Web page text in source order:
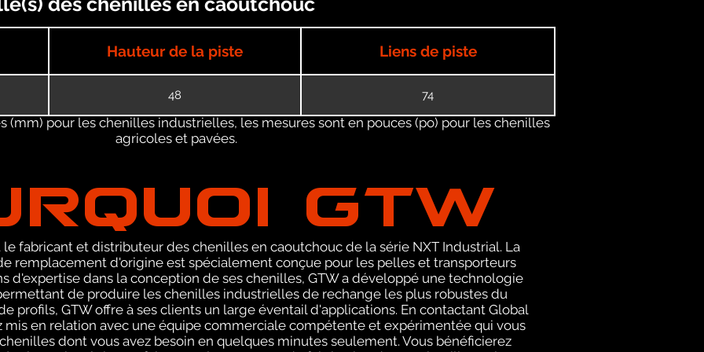
Hauteur de la piste Liens de piste
48 74
(mm) pour les chenilles industrielles, les mesures sont en pouces (po) pour les chenilles
agricoles et pavées.
GTW
le fabricant et distributeur des chenilles en caoutchouc de la série NXT Industrial. La
remplacement d'origine est spécialement conçue pour les pelles et transporteurs
d'expertise dans la conception de ses chenilles, GTW a développé une technologie
de produire les chenilles industrielles de rechange les plus robustes du
profils, GTW offre à ses clients un large éventail d'applications. En contactant Global
mis en relation avec une équipe commerciale compétente et expérimentée qui vous
dont vous avez besoin en quelques minutes seulement. Vous bénéficierez